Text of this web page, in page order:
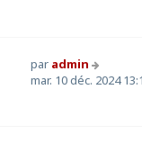
par admin
mar. 10 déc. 2024